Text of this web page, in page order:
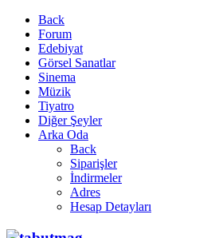
Back
Forum
Edebiyat
Görsel Sanatlar
Sinema
Müzik
Tiyatro
Diğer Şeyler
Arka Oda
Back
Siparişler
İndirmeler
Adres
Hesap Detayları